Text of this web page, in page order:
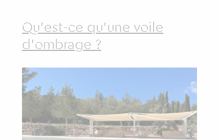
Qu'est-ce qu'une voile
d'ombrage ?